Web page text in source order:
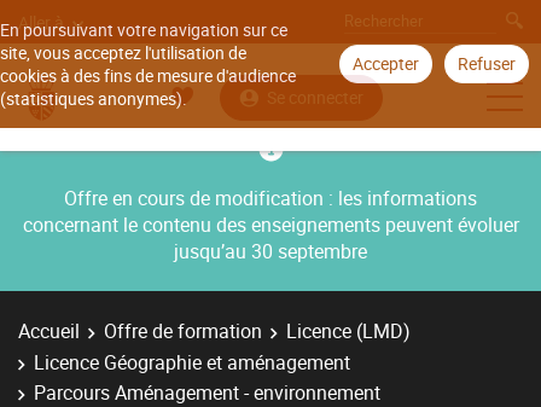
En poursuivant votre navigation sur ce
site, vous acceptez l'utilisation de
cookies à des fins de mesure d'audience
(statistiques anonymes).
Accepter Refuser
Aller à
Se connecter
Offre en cours de modification : les informations
concernant le contenu des enseignements peuvent évoluer
jusqu’au 30 septembre
Accueil Offre de formation
Licence (LMD)
Licence Géographie et aménagement
Parcours Aménagement - environnement